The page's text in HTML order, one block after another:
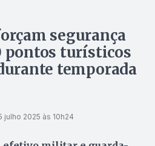
segurança
pontos turísticos
temporada
julho 2025 às 10h24